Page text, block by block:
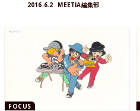
2016.6.2 MEETIA編集部
FOCUS